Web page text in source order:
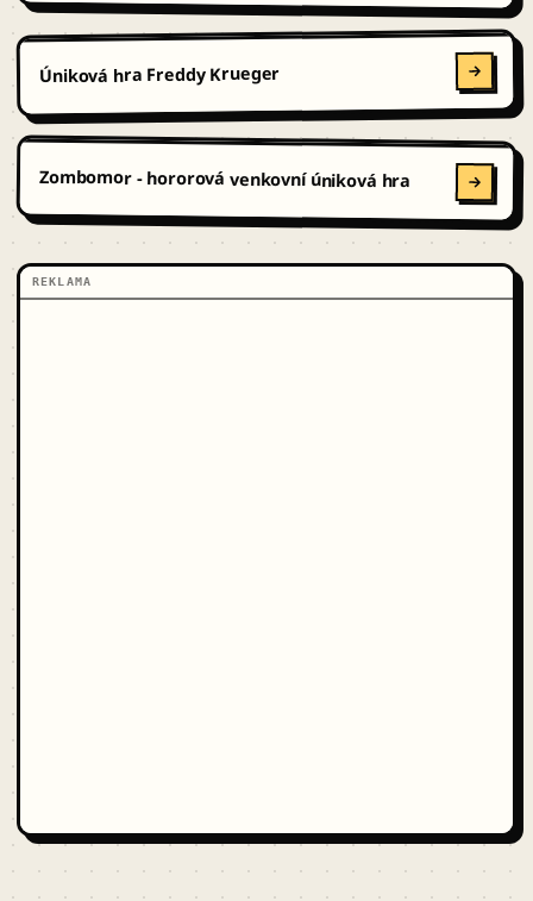
Úniková hra Freddy Krueger
Zombomor - hororová venkovní úniková hra
REKLAMA